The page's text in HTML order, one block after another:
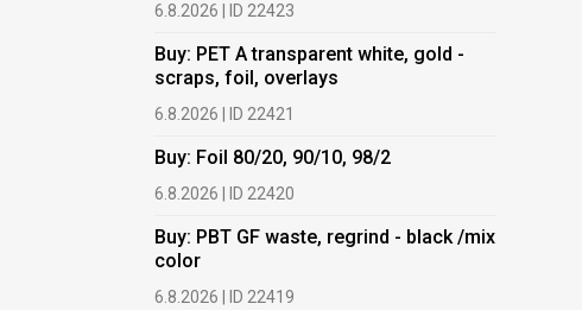
6.8.2026 | ID 22423
Buy: PET A transparent white, gold -
scraps, foil, overlays
6.8.2026 | ID 22421
Buy: Foil 80/20, 90/10, 98/2
6.8.2026 | ID 22420
Buy: PBT GF waste, regrind - black /mix
color
6.8.2026 | ID 22419